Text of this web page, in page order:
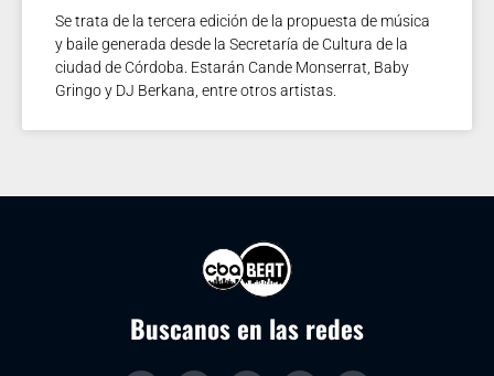
Se trata de la tercera edición de la propuesta de música
y baile generada desde la Secretaría de Cultura de la
ciudad de Córdoba. Estarán Cande Monserrat, Baby
Gringo y DJ Berkana, entre otros artistas.
Buscanos en las redes